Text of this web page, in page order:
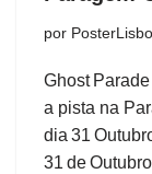
por
Ghost
a pista na
dia 31
31 de